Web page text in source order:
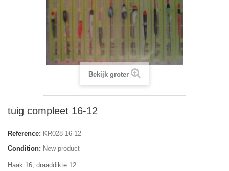
Bekijk groter
tuig compleet 16-12
Reference: KR028-16-12
Condition: New product
Haak 16, draaddikte 12